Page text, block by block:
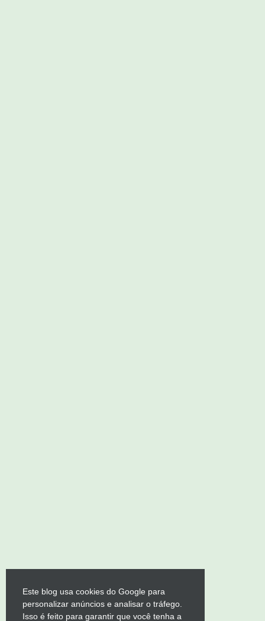
Este blog usa cookies do Google para
personalizar anúncios e analisar o tráfego.
Isso é feito para garantir que você tenha a